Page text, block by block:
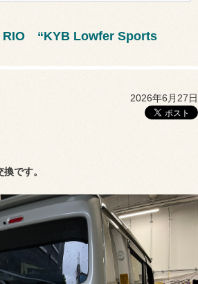
RIO “KYB Lowfer Sports
2026年6月27日
です。